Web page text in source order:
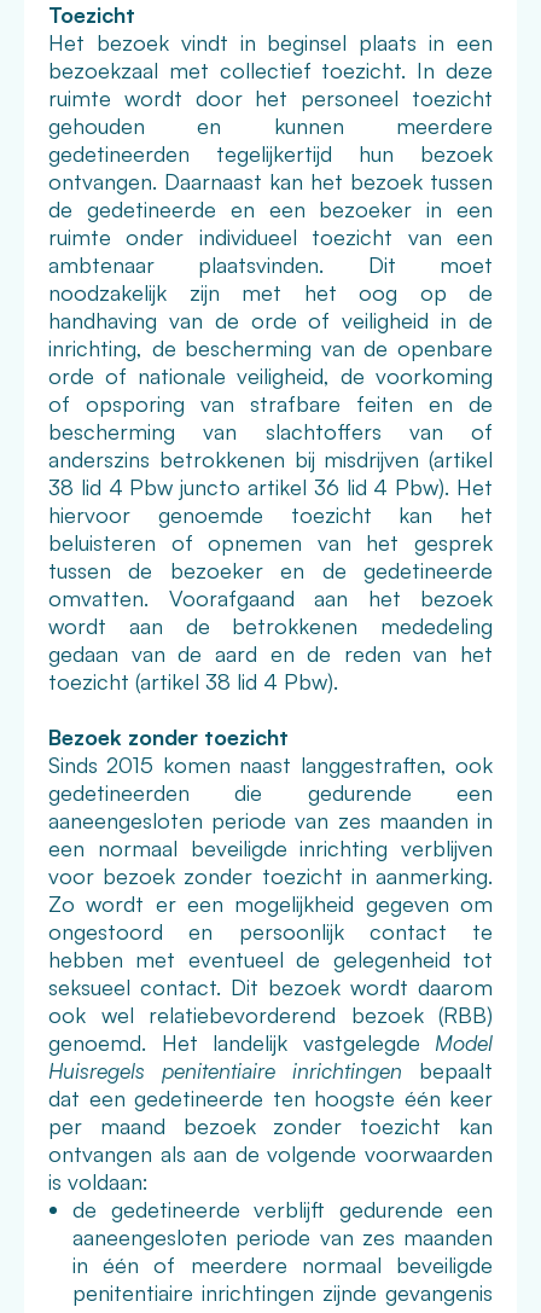
Toezicht
Het bezoek vindt in beginsel plaats in een
bezoekzaal met collectief toezicht. In deze
ruimte wordt door het personeel toezicht
gehouden en kunnen meerdere
gedetineerden tegelijkertijd hun bezoek
ontvangen. Daarnaast kan het bezoek tussen
de gedetineerde en een bezoeker in een
ruimte onder individueel toezicht van een
ambtenaar plaatsvinden. Dit moet
noodzakelijk zijn met het oog op de
handhaving van de orde of veiligheid in de
inrichting, de bescherming van de openbare
orde of nationale veiligheid, de voorkoming
of opsporing van strafbare feiten en de
bescherming van slachtoffers van of
anderszins betrokkenen bij misdrijven (artikel
38 lid 4 Pbw juncto artikel 36 lid 4 Pbw). Het
hiervoor genoemde toezicht kan het
beluisteren of opnemen van het gesprek
tussen de bezoeker en de gedetineerde
omvatten. Voorafgaand aan het bezoek
wordt aan de betrokkenen mededeling
gedaan van de aard en de reden van het
toezicht (artikel 38 lid 4 Pbw).
Bezoek zonder toezicht
Sinds 2015 komen naast langgestraften, ook
gedetineerden die gedurende een
aaneengesloten periode van zes maanden in
een normaal beveiligde inrichting verblijven
voor bezoek zonder toezicht in aanmerking.
Zo wordt er een mogelijkheid gegeven om
ongestoord en persoonlijk contact te
hebben met eventueel de gelegenheid tot
seksueel contact. Dit bezoek wordt daarom
ook wel relatiebevorderend bezoek (RBB)
genoemd. Het landelijk vastgelegde Model
Huisregels penitentiaire inrichtingen bepaalt
dat een gedetineerde ten hoogste één keer
per maand bezoek zonder toezicht kan
ontvangen als aan de volgende voorwaarden
is voldaan:
de gedetineerde verblijft gedurende een
aaneengesloten periode van zes maanden
in één of meerdere normaal beveiligde
penitentiaire inrichtingen zijnde gevangenis